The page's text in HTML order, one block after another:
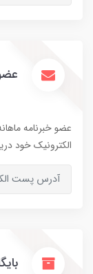
عضو خبرنامه
الکترونیک خود